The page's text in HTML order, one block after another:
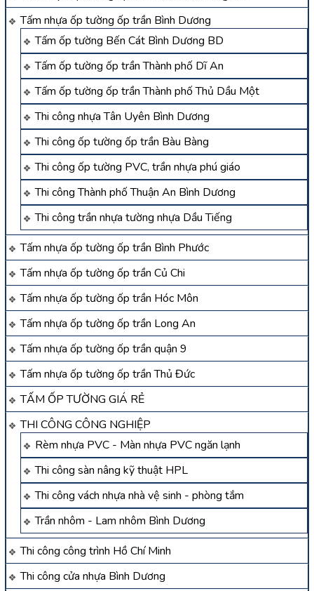
Tấm nhựa ốp tường ốp trần Bình Dương
Tấm ốp tường Bến Cát Bình Dương BD
Tấm ốp tường ốp trần Thành phố Dĩ An
Tấm ốp tường ốp trần Thành phố Thủ Dầu Một
Thi công nhựa Tân Uyên Bình Dương
Thi công ốp tường ốp trần Bàu Bàng
Thi công ốp tường PVC, trần nhựa phú giáo
Thi công Thành phố Thuận An Bình Dương
Thi công trần nhựa tường nhựa Dầu Tiếng
Tấm nhựa ốp tường ốp trần Bình Phước
Tấm nhựa ốp tường ốp trần Củ Chi
Tấm nhựa ốp tường ốp trần Hóc Môn
Tấm nhựa ốp tường ốp trần Long An
Tấm nhựa ốp tường ốp trần quận 9
Tấm nhựa ốp tường ốp trần Thủ Đức
TẤM ỐP TƯỜNG GIÁ RẺ
THI CÔNG CÔNG NGHIỆP
Rèm nhựa PVC - Màn nhựa PVC ngăn lạnh
Thi công sàn nâng kỹ thuật HPL
Thi công vách nhựa nhà vệ sinh - phòng tắm
Trần nhôm - Lam nhôm Bình Dương
Thi công công trình Hồ Chí Minh
Thi công cửa nhựa Bình Dương